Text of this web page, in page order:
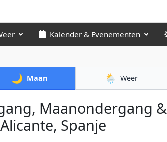
Kalender & Evenementen
🌙 Maan 🌦️ Weer
Maanondergang &
Spanje